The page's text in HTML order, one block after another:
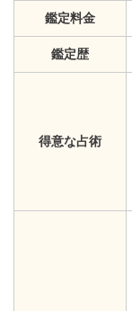
鑑定料金
鑑定歴
得意な占術